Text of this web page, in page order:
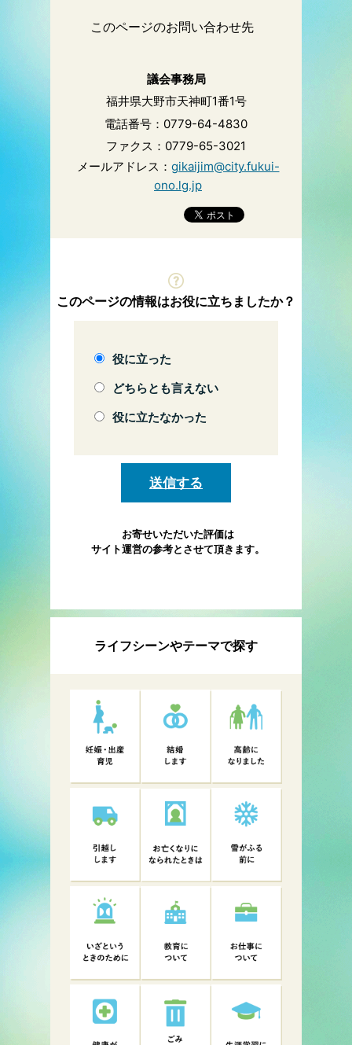
このページのお問い合わせ先
議会事務局
福井県大野市天神町1番1号
電話番号：0779-64-4830
ファクス：0779-65-3021
メールアドレス： gikaijim@city.fukui-
ono.lg.jp
このページの情報はお役に立ちましたか？
役に立った
どちらとも言えない
役に立たなかった
お寄せいただいた評価は
サイト運営の参考とさせて頂きます。
ライフシーンやテーマで探す